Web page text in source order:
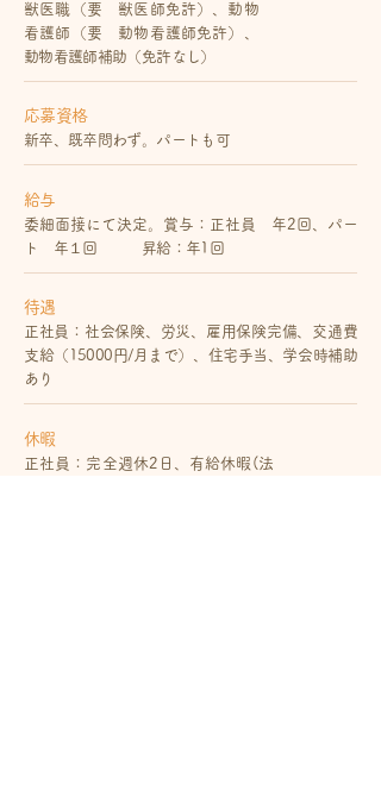
獣医職（要 獣医師免許）、動物
看護師（要 動物看護師免許）、
動物看護師補助（免許なし）
応募資格
新卒、既卒問わず。パートも可
給与
委細面接にて決定。賞与：正社員 年2回、パー
ト 年１回 昇給：年1回
待遇
正社員：社会保険、労災、雇用保険完備、交通費
支給（15000円/月まで）、住宅手当、学会時補助
あり
休暇
正社員：完全週休2日、有給休暇(法